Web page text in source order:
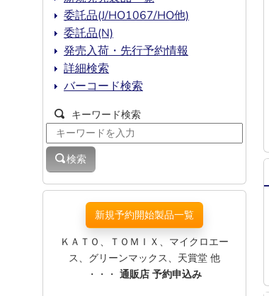
委託品(J/HO1067/HO他)
委託品(N)
発売入荷・先行予約情報
詳細検索
バーコード検索
キーワード検索
検索
新規予約開始製品一覧
ＫＡＴＯ、ＴＯＭＩＸ、マイクロエー
ス、グリーンマックス、天賞堂 他
・・・ 通販店 予約申込み